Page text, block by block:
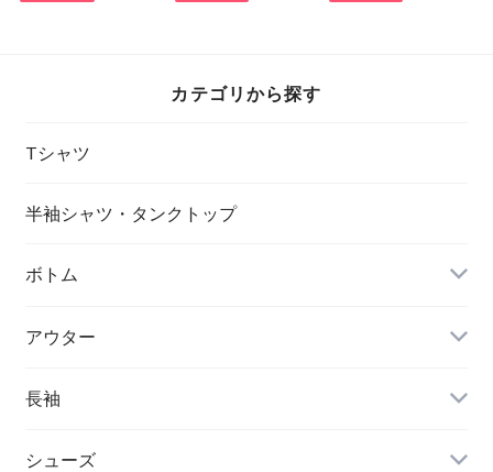
カテゴリから探す
Tシャツ
半袖シャツ・タンクトップ
ボトム
アウター
長袖
シューズ